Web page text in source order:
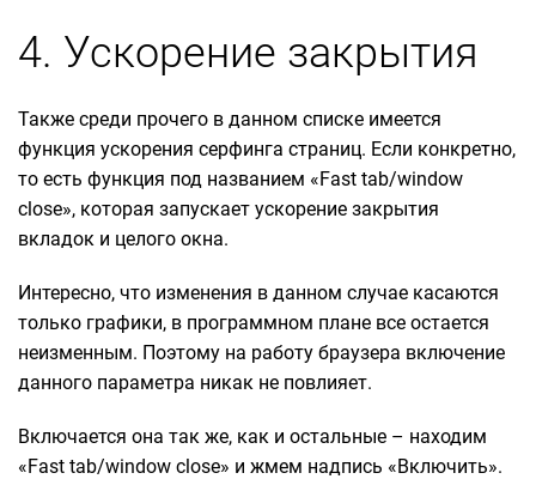
4. Ускорение закрытия
Также среди прочего в данном списке имеется
функция ускорения серфинга страниц. Если конкретно,
то есть функция под названием «Fast tab/window
close», которая запускает ускорение закрытия
вкладок и целого окна.
Интересно, что изменения в данном случае касаются
только графики, в программном плане все остается
неизменным. Поэтому на работу браузера включение
данного параметра никак не повлияет.
Включается она так же, как и остальные – находим
«Fast tab/window close» и жмем надпись «Включить».